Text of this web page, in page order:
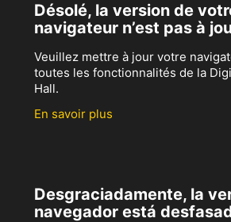
Désolé, la version de
navigateur n’est pas à
Veuillez mettre à jour votre
toutes les fonctionnalités de la
Hall.
En savoir plus
Desgraciadamente, la
navegador está